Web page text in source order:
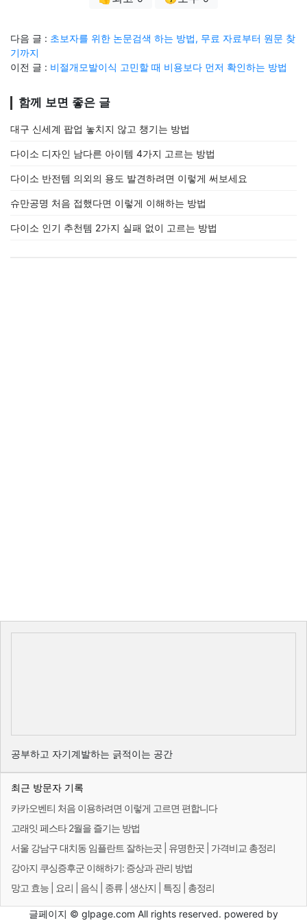
다음 글 : 초보자를 위한 논문검색 하는 방법, 무료 자료부터 원문 찾
기까지
이전 글 : 비절개모발이식 고민할 때 비용보다 먼저 확인하는 방법
함께 보면 좋은 글
대구 신세계 팝업 놓치지 않고 챙기는 방법
다이소 디자인 남다른 아이템 4가지 고르는 방법
다이소 반전템 의외의 용도 발견하려면 이렇게 써보세요
슈만공명 처음 접했다면 이렇게 이해하는 방법
다이소 인기 추천템 2가지 실패 없이 고르는 방법
공부하고 자기계발하는 긁적이는 공간
최근 방문자 기록
카카오벤티 처음 이용하려면 이렇게 고르면 편합니다
고래잇 페스타 2월을 즐기는 방법
서울 강남구 대치동 임플란트 잘하는곳 | 유명한곳 | 가격비교 총정리
강아지 쿠싱증후군 이해하기: 증상과 관리 방법
망고 효능 | 요리 | 음식 | 종류 | 생산지 | 특징 | 총정리
글페이지 © glpage.com All rights reserved. powered by